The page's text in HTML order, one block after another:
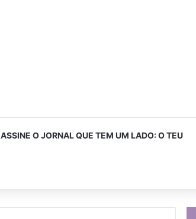
ASSINE O JORNAL QUE TEM UM LADO: O TEU